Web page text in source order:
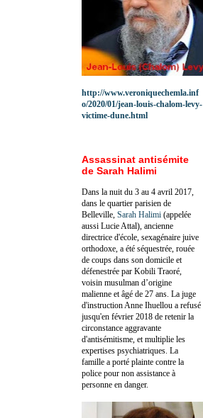
http://www.veroniquechemla.inf
o/2020/01/jean-louis-chalom-levy-
victime-dune.html
Assassinat antisémite
de Sarah Halimi
Dans la nuit du 3 au 4 avril 2017,
dans le quartier parisien de
Belleville, Sarah Halimi (appelée
aussi Lucie Attal), ancienne
directrice d'école, sexagénaire juive
orthodoxe, a été séquestrée, rouée
de coups dans son domicile et
défenestrée par Kobili Traoré,
voisin musulman d’origine
malienne et âgé de 27 ans. La juge
d'instruction Anne Ihuellou a refusé
jusqu'en février 2018 de retenir la
circonstance aggravante
d'antisémitisme, et multiplie les
expertises psychiatriques. La
famille a porté plainte contre la
police pour non assistance à
personne en danger.